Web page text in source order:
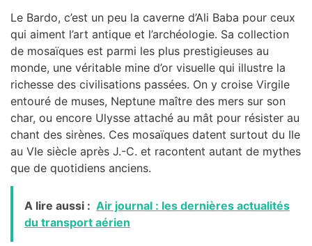
Le Bardo, c’est un peu la caverne d’Ali Baba pour ceux
qui aiment l’art antique et l’archéologie. Sa collection
de mosaïques est parmi les plus prestigieuses au
monde, une véritable mine d’or visuelle qui illustre la
richesse des civilisations passées. On y croise Virgile
entouré de muses, Neptune maître des mers sur son
char, ou encore Ulysse attaché au mât pour résister au
chant des sirènes. Ces mosaïques datent surtout du IIe
au VIe siècle après J.-C. et racontent autant de mythes
que de quotidiens anciens.
A lire aussi : Air journal : les dernières actualités
du transport aérien